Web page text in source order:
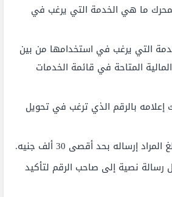
ما هي الخدمة التي يرغب في
التي يرغب في استخدامها من بين
المتاحة في قائمة الخدمات
بالرقم الذي ترغب في تحويل
إرساله بحد أقصى 30 ألف جنيه.
نصية إلى صاحب الرقم لتأكيد